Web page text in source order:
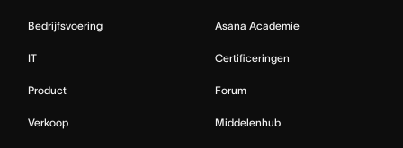
Bedrijfsvoering
IT
Product
Verkoop
Asana Academie
Certificeringen
Forum
Middelenhub